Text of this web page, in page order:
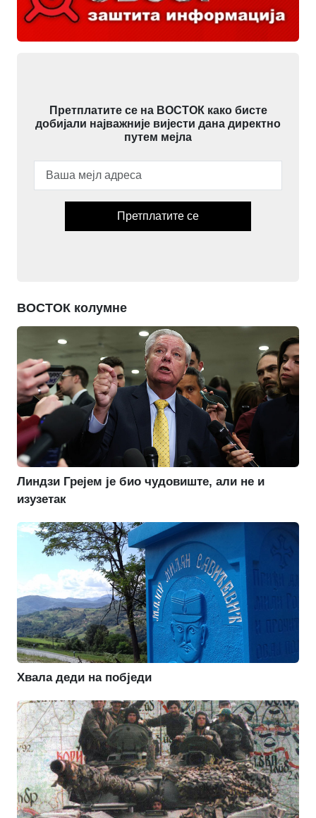
Претплатите се на ВОСТОК како бисте
добијали најважније вијести дана директно
путем мејла
Претплатите се
ВОСТОК колумне
Линдзи Грејем је био чудовиште, али не и
изузетак
Хвала деди на побједи